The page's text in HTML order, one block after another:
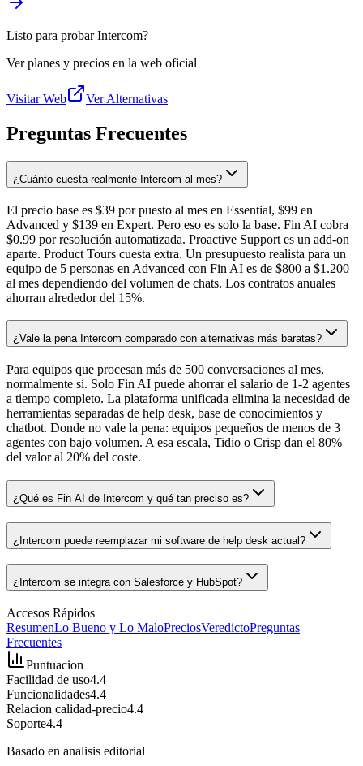
Listo para probar Intercom?
Ver planes y precios en la web oficial
Visitar Web Ver Alternativas
Preguntas Frecuentes
¿Cuánto cuesta realmente Intercom al mes?
El precio base es $39 por puesto al mes en Essential, $99 en
Advanced y $139 en Expert. Pero eso es solo la base. Fin AI cobra
$0.99 por resolución automatizada. Proactive Support es un add-on
aparte. Product Tours cuesta extra. Un presupuesto realista para un
equipo de 5 personas en Advanced con Fin AI es de $800 a $1.200
al mes dependiendo del volumen de chats. Los contratos anuales
ahorran alrededor del 15%.
¿Vale la pena Intercom comparado con alternativas más baratas?
Para equipos que procesan más de 500 conversaciones al mes,
normalmente sí. Solo Fin AI puede ahorrar el salario de 1-2 agentes
a tiempo completo. La plataforma unificada elimina la necesidad de
herramientas separadas de help desk, base de conocimientos y
chatbot. Donde no vale la pena: equipos pequeños de menos de 3
agentes con bajo volumen. A esa escala, Tidio o Crisp dan el 80%
del valor al 20% del coste.
¿Qué es Fin AI de Intercom y qué tan preciso es?
¿Intercom puede reemplazar mi software de help desk actual?
¿Intercom se integra con Salesforce y HubSpot?
Accesos Rápidos
ResumenLo Bueno y Lo MaloPreciosVeredictoPreguntas
Frecuentes
Puntuacion
Facilidad de uso4.4
Funcionalidades4.4
Relacion calidad-precio4.4
Soporte4.4
Basado en analisis editorial